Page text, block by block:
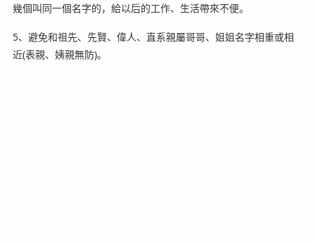
幾個叫同一個名字的，給以后的工作、生活帶來不便。
5、避免和祖先、先賢、偉人、直系親屬哥哥、姐姐名字相重或相
近(表親、姨親無防)。